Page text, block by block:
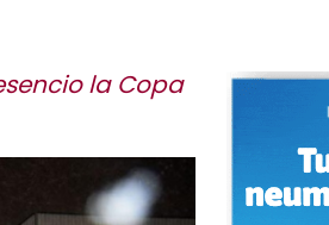
la Copa